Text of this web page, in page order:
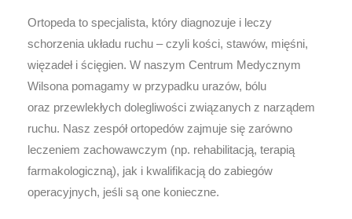
Ortopeda to specjalista, który diagnozuje i leczy
schorzenia układu ruchu – czyli kości, stawów, mięśni,
więzadeł i ścięgien. W naszym Centrum Medycznym
Wilsona pomagamy w przypadku urazów, bólu
oraz przewlekłych dolegliwości związanych z narządem
ruchu. Nasz zespół ortopedów zajmuje się zarówno
leczeniem zachowawczym (np. rehabilitacją, terapią
farmakologiczną), jak i kwalifikacją do zabiegów
operacyjnych, jeśli są one konieczne.